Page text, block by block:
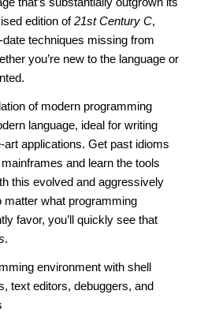
edition of21st Century C,
date techniques missing from
you’re new to the language or
of modern programming
language, ideal for writing
art applications. Get past idioms
and learn the tools
this evolved and aggressively
matter what programming
favor, you’ll quickly see that
.
environment with shell
text editors, debuggers, and